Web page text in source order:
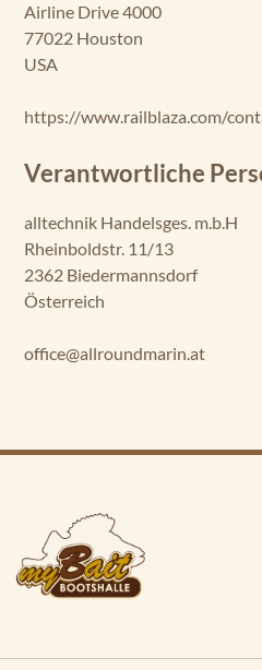
Airline Drive 4000
77022 Houston
USA
https://www.railblaza.com/
Verantwortliche
alltechnik Handelsges. m.b.H
Rheinboldstr. 11/13
2362 Biedermannsdorf
Österreich
office@allroundmarin.at